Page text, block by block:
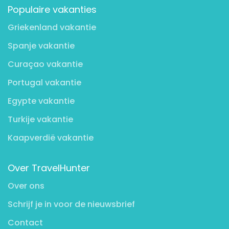
Populaire vakanties
Griekenland vakantie
Spanje vakantie
Curaçao vakantie
Portugal vakantie
Egypte vakantie
Turkije vakantie
Kaapverdië vakantie
Over TravelHunter
Over ons
Schrijf je in voor de nieuwsbrief
Contact